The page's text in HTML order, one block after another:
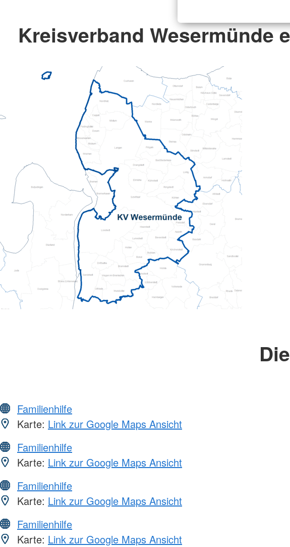
Kreisverband Wesermünde
Familienhilfe
Karte: Link zur Google Maps Ansicht
Familienhilfe
Karte: Link zur Google Maps Ansicht
Familienhilfe
Karte: Link zur Google Maps Ansicht
Familienhilfe
Karte: Link zur Google Maps Ansicht